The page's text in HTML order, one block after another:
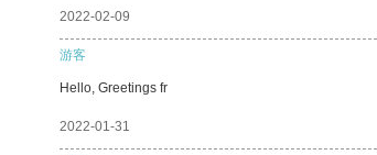
2022-02-09
游客
Hello, Greetings fr
2022-01-31